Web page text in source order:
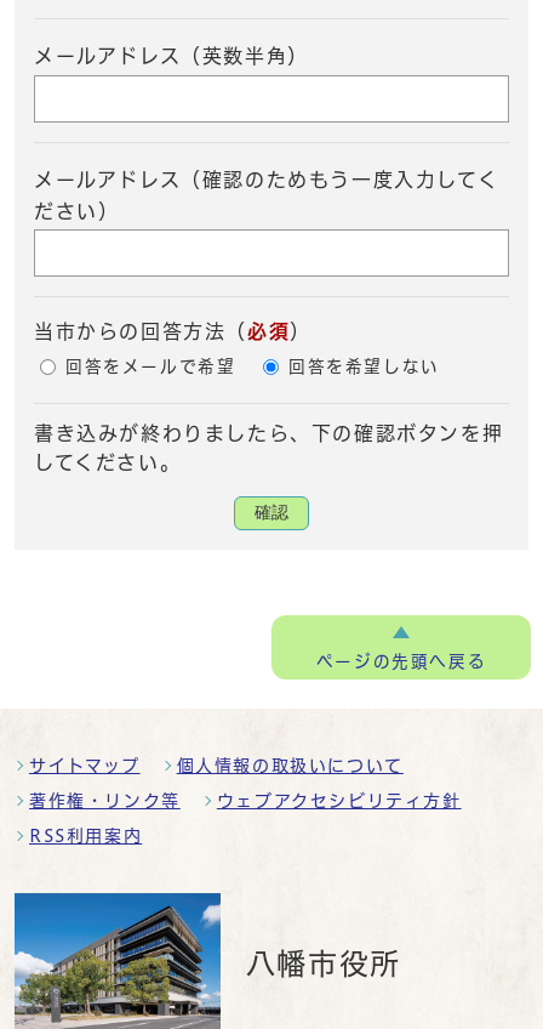
メールアドレス（英数半角）
メールアドレス（確認のためもう一度入力してく
ださい）
当市からの回答方法 （ 必須）
回答をメールで希望 回答を希望しない
書き込みが終わりましたら、下の確認ボタンを押
してください。
確認
ページの先頭へ戻る
サイトマップ 個人情報の取扱いについて
著作権・リンク等 ウェブアクセシビリティ方針
RSS利用案内
八幡市役所